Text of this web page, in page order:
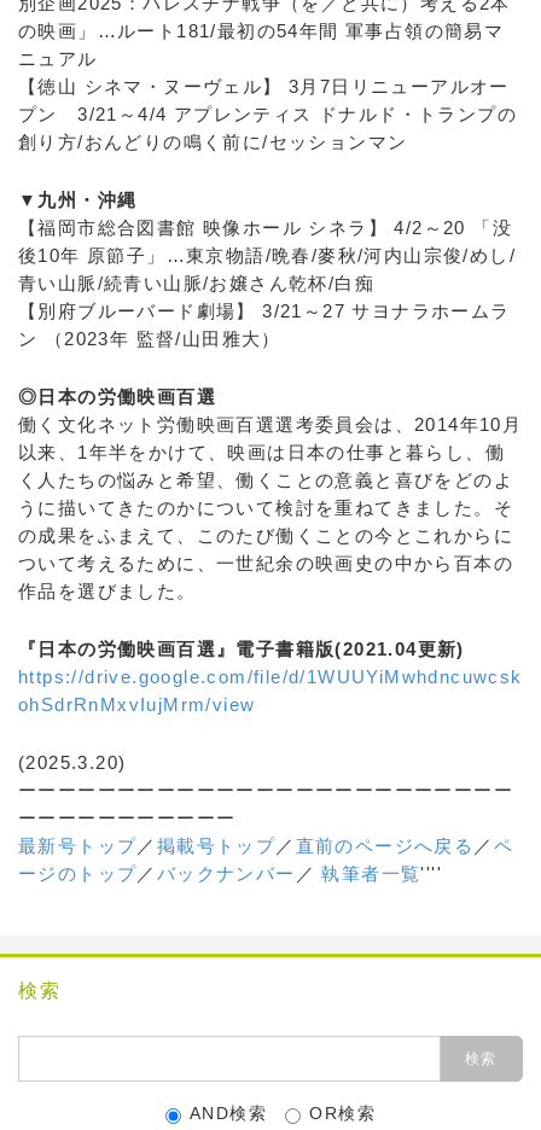
の映画」…ルート181/最初の54年間 軍事占領の簡易マ
ニュアル
【徳山 シネマ・ヌーヴェル】 3月7日リニューアルオー
プン 3/21～4/4 アプレンティス ドナルド・トランプの
創り方/おんどりの鳴く前に/セッションマン
▼九州・沖縄
【福岡市総合図書館 映像ホール シネラ】 4/2～20 「没
後10年 原節子」…東京物語/晩春/麥秋/河内山宗俊/めし/
青い山脈/続青い山脈/お嬢さん乾杯/白痴
【別府ブルーバード劇場】 3/21～27 サヨナラホームラ
ン （2023年 監督/山田雅大）
◎日本の労働映画百選
働く文化ネット労働映画百選選考委員会は、2014年10月
以来、1年半をかけて、映画は日本の仕事と暮らし、働
く人たちの悩みと希望、働くことの意義と喜びをどのよ
うに描いてきたのかについて検討を重ねてきました。そ
の成果をふまえて、このたび働くことの今とこれからに
ついて考えるために、一世紀余の映画史の中から百本の
作品を選びました。
『日本の労働映画百選』電子書籍版(2021.04更新)
https://drive.google.com/file/d/1WUUYiMwhdncuwcsk
ohSdrRnMxvIujMrm/view
(2025.3.20)
ーーーーーーーーーーーーーーーーーーーーーーーーー
ーーーーーーーーーーー
最新号トップ／ 掲載号トップ／ 直前のページへ戻る ／ ペ
ージのトップ／ バックナンバー ／執筆者一覧''''
検索
AND検索 OR検索